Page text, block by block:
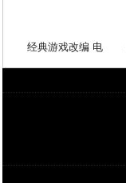
经典游戏改编 电